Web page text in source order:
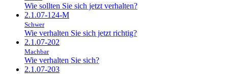
Wie sollten Sie sich jetzt verhalten?
2.1.07-124-M
Schwer
Wie verhalten Sie sich jetzt richtig?
2.1.07-202
Machbar
Wie verhalten Sie sich?
2.1.07-203